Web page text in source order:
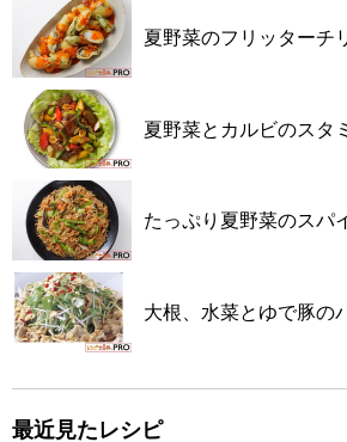
夏野菜のフリッターチ
夏野菜とカルビのスタ
たっぷり夏野菜のスパ
大根、水菜とゆで豚の
最近見たレシピ